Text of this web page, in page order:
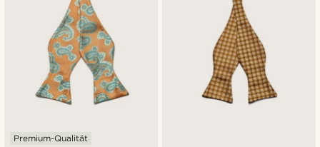
Premium-Qualität